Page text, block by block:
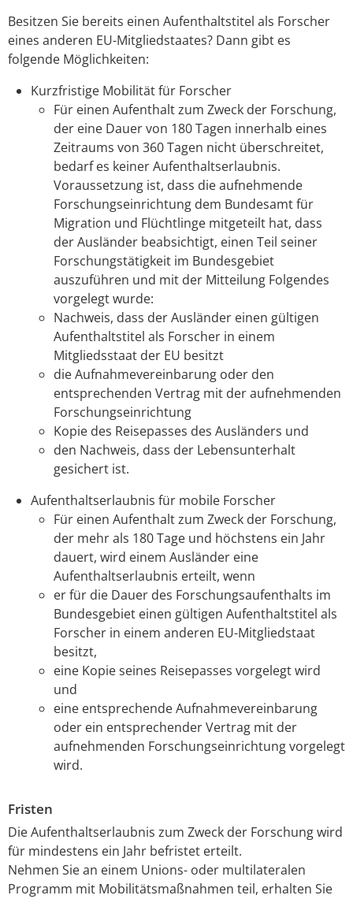
Besitzen Sie bereits einen Aufenthaltstitel als Forscher
eines anderen EU-Mitgliedstaates? Dann gibt es
folgende Möglichkeiten:
Kurzfristige Mobilität für Forscher
Für einen Aufenthalt zum Zweck der Forschung,
der eine Dauer von 180 Tagen innerhalb eines
Zeitraums von 360 Tagen nicht überschreitet,
bedarf es keiner Aufenthaltserlaubnis.
Voraussetzung ist, dass die aufnehmende
Forschungseinrichtung dem Bundesamt für
Migration und Flüchtlinge mitgeteilt hat, dass
der Ausländer beabsichtigt, einen Teil seiner
Forschungstätigkeit im Bundesgebiet
auszuführen und mit der Mitteilung Folgendes
vorgelegt wurde:
Nachweis, dass der Ausländer einen gültigen
Aufenthaltstitel als Forscher in einem
Mitgliedsstaat der EU besitzt
die Aufnahmevereinbarung oder den
entsprechenden Vertrag mit der aufnehmenden
Forschungseinrichtung
Kopie des Reisepasses des Ausländers und
den Nachweis, dass der Lebensunterhalt
gesichert ist.
Aufenthaltserlaubnis für mobile Forscher
Für einen Aufenthalt zum Zweck der Forschung,
der mehr als 180 Tage und höchstens ein Jahr
dauert, wird einem Ausländer eine
Aufenthaltserlaubnis erteilt, wenn
er für die Dauer des Forschungsaufenthalts im
Bundesgebiet einen gültigen Aufenthaltstitel als
Forscher in einem anderen EU-Mitgliedstaat
besitzt,
eine Kopie seines Reisepasses vorgelegt wird
und
eine entsprechende Aufnahmevereinbarung
oder ein entsprechender Vertrag mit der
aufnehmenden Forschungseinrichtung vorgelegt
wird.
Fristen
Die Aufenthaltserlaubnis zum Zweck der Forschung wird
für mindestens ein Jahr befristet erteilt.
Nehmen Sie an einem Unions- oder multilateralen
Programm mit Mobilitätsmaßnahmen teil, erhalten Sie